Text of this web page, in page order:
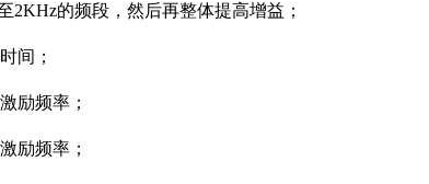
的频段，然后再整体提高增益；
间；
励频率；
励频率；